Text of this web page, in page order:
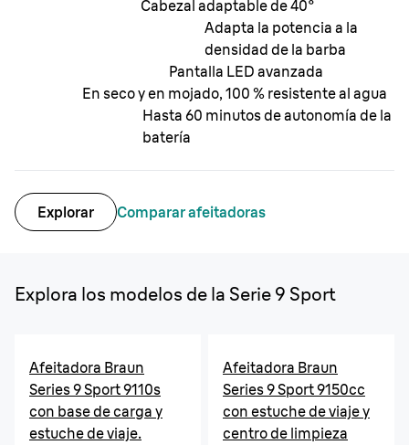
Cabezal adaptable de 40°
Adapta la potencia a la
densidad de la barba
Pantalla LED avanzada
En seco y en mojado, 100 % resistente al agua
Hasta 60 minutos de autonomía de la
batería
Explorar Comparar afeitadoras
Explora los modelos de la Serie 9 Sport
Afeitadora Braun
Series 9 Sport 9110s
con base de carga y
estuche de viaje.
Afeitadora Braun
Series 9 Sport 9150cc
con estuche de viaje y
centro de limpieza